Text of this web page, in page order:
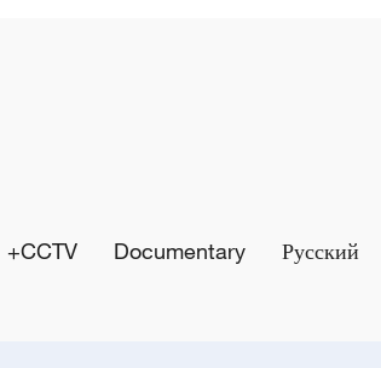
Русский
Documentary
CCTV+